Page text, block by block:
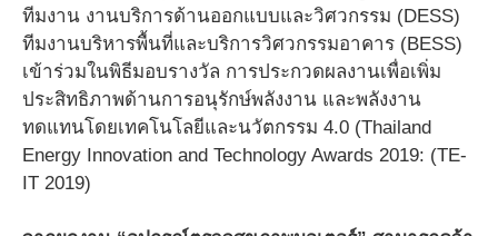
ทีมงาน งานบริการด้านออกแบบและวิศวกรรม (DESS)
ทีมงานบริหารพื้นที่และบริการวิศวกรรมอาคาร (BESS)
เข้าร่วมในพิธีมอบรางวัล การประกวดผลงานเพื่อเพิ่ม
ประสิทธิภาพด้านการอนุรักษ์พลังงาน และพลังงาน
ทดแทนโดยเทคโนโลยีและนวัตกรรม 4.0 (Thailand
Energy Innovation and Technology Awards 2019: (TE-
IT 2019)